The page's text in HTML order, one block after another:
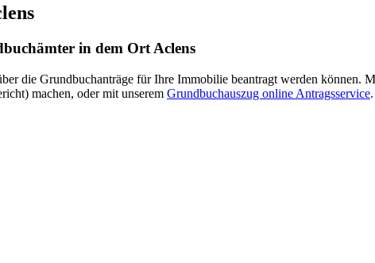
in dem Ort Aclens
die Grundbuchanträge für Ihre Immobilie beantragt werden können.
machen, oder mit unserem Grundbuchauszug online Antragsservice.